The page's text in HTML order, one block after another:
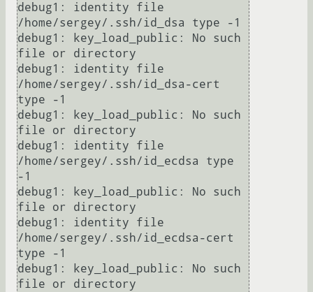
debug1: identity file
/home/sergey/.ssh/id_dsa type -1
debug1: key_load_public: No such
file or directory
debug1: identity file
/home/sergey/.ssh/id_dsa-cert
type -1
debug1: key_load_public: No such
file or directory
debug1: identity file
/home/sergey/.ssh/id_ecdsa type
-1
debug1: key_load_public: No such
file or directory
debug1: identity file
/home/sergey/.ssh/id_ecdsa-cert
type -1
debug1: key_load_public: No such
file or directory